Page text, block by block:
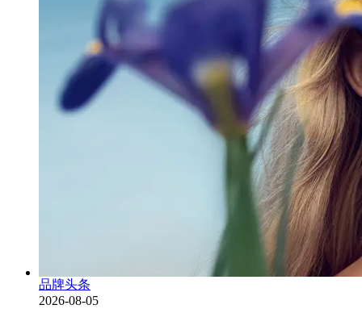
品牌头条
2026-08-05